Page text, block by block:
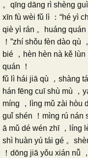
。qīng dāng rì shèng
xīn fù wèi fǔ lì ：“hé yì
qiè yì rán 。huáng
！”zhí shǒu fèn dào qù
bié ，hèn hèn nà kě
quán ！
fǔ lì hái jiā qù ，shàng
hán fēng cuī shù mù ，
míng ，lìng mǔ zài hòu
guǐ shén ！mìng rú nán
ā mǔ dé wén zhī ，líng
shì huàn yú tái gé 。
！dōng jiā yǒu xián nǚ